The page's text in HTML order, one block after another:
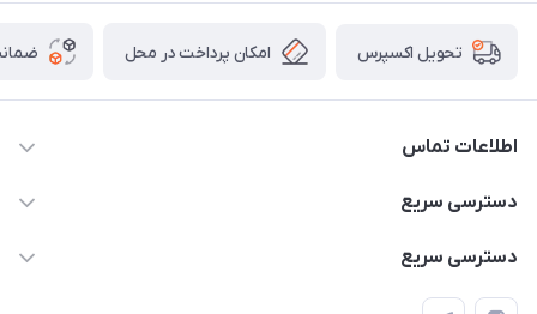
تحویل اکسپرس امکان پرداخت در محل
اطلاعات تماس
۰۹۳۵۶۰۴۰۳۶۵
سیمای ورزش
دسترسی سریع
اسکیت فلایینگ ایگل
دسترسی سریع
اسکوتر برقی دخترانه